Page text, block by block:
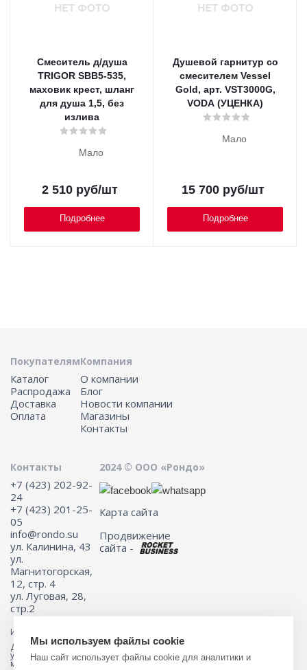
Смеситель д/душа
TRIGOR SBB5-535,
маховик крест, шланг
для душа 1,5, без
излива
Мало
2 510руб/шт
Подробнее
Душевой гарнитур со
смесителем Vessel
Gold, арт. VST3000G,
VODA (УЦЕНКА)
Мало
15 700руб/шт
Подробнее
Покупателям
Каталог
Распродажа
Доставка
Оплата
Компания
О компании
Блог
Новости компании
Магазины
Контакты
Контакты
+7 (423) 202-92-
24
+7 (423) 201-25-
05
info@rondo.su
ул. Калинина, 43
ул.
Магнитогорская,
12, стр. 4
ул. Луговая, 28,
стр.2
2024 © ООО «Рондо»
Карта сайта
Продвижение
сайта -
Информация на сайте не является публичной офертой.
Для получения подробной информации о наличии и стоимости
указанных товаров и (или) услуг, пожалуйста, обращайтесь к
менеджеру сайта с помощью специальной формы связи или по
Мы используем файлы cookie
Наш сайт использует файлы cookie для аналитики и